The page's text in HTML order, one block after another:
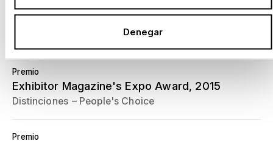
Denegar
Premio
Exhibitor Magazine's Expo Award, 2015
Best Elements & Details
Premio
Exhibitor Magazine's Expo Award, 2015
Distinciones People's Choice
Premio